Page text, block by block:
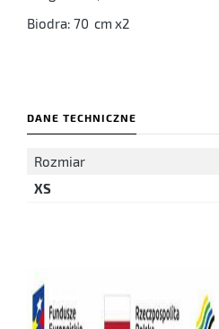
Biodra: 70 cm x2
DANE TECHNICZNE
Rozmiar
XS